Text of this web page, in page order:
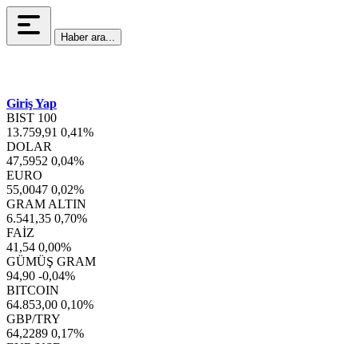
Haber ara...
Giriş Yap
BIST 100
13.759,91 0,41%
DOLAR
47,5952 0,04%
EURO
55,0047 0,02%
GRAM ALTIN
6.541,35 0,70%
FAİZ
41,54 0,00%
GÜMÜŞ GRAM
94,90 -0,04%
BITCOIN
64.853,00 0,10%
GBP/TRY
64,2289 0,17%